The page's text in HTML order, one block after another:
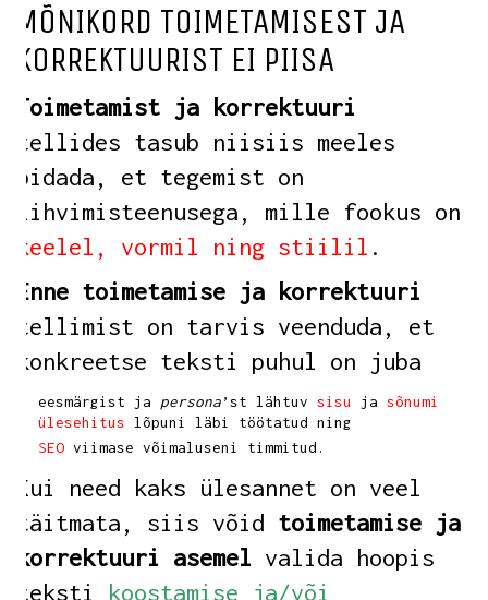
MÕNIKORD TOIMETAMISEST JA
KORREKTUURIST EI PIISA
Toimetamist ja korrektuuri
tellides tasub niisiis meeles
pidada, et tegemist on
lihvimisteenusega, mille fookus on
keelel, vormil ning stiilil .
Enne toimetamise ja korrektuuri
tellimist on tarvis veenduda, et
konkreetse teksti puhul on juba
eesmärgist ja persona’st lähtuv sisu ja sõnumi
ülesehitus lõpuni läbi töötatud ning
SEO viimase võimaluseni timmitud.
Kui need kaks ülesannet on veel
täitmata, siis võid toimetamise ja
korrektuuri asemel valida hoopis
teksti koostamise ja/või